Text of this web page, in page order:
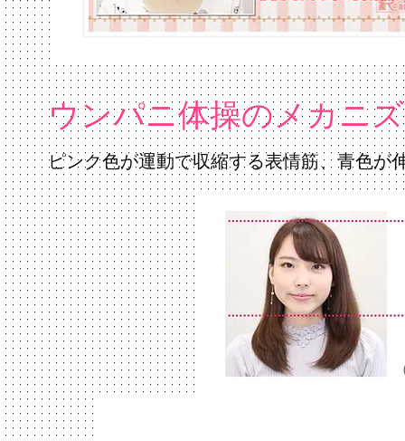
ウンパニ体操のメカニ
ピンク色が運動で収縮する表情筋、青色が